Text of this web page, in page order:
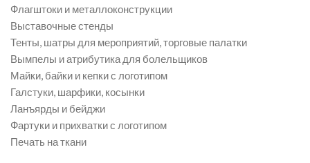
Флагштоки и металлоконструкции
Выставочные стенды
Тенты, шатры для мероприятий, торговые палатки
Вымпелы и атрибутика для болельщиков
Майки, байки и кепки с логотипом
Галстуки, шарфики, косынки
Ланъярды и бейджи
Фартуки и прихватки с логотипом
Печать на ткани